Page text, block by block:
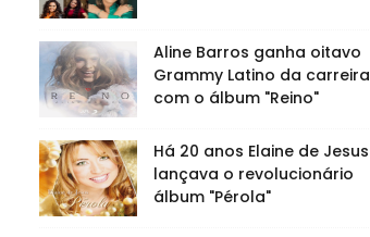
Aline Barros ganha oitavo
Grammy Latino da carreira
com o álbum "Reino"
Há 20 anos Elaine de Jesus
lançava o revolucionário
álbum "Pérola"